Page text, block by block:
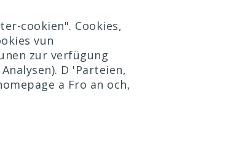
cookien". Cookies,
vun
zur verfügung
D 'Parteien,
a Fro an och,